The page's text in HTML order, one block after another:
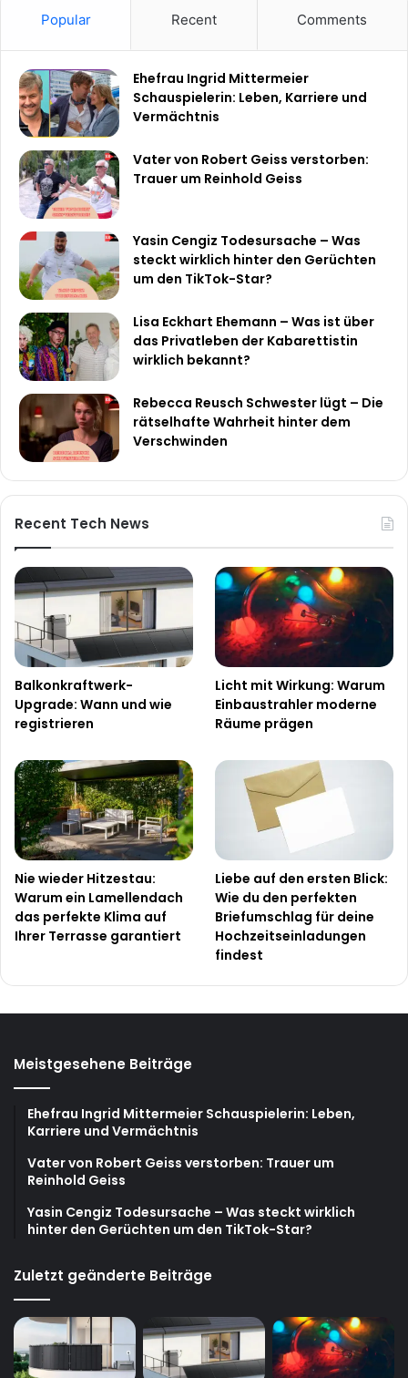
Popular Recent Comments
Ehefrau Ingrid Mittermeier
Schauspielerin: Leben, Karriere und
Vermächtnis
Vater von Robert Geiss verstorben:
Trauer um Reinhold Geiss
Yasin Cengiz Todesursache – Was
steckt wirklich hinter den Gerüchten
um den TikTok-Star?
Lisa Eckhart Ehemann – Was ist über
das Privatleben der Kabarettistin
wirklich bekannt?
Rebecca Reusch Schwester lügt – Die
rätselhafte Wahrheit hinter dem
Verschwinden
Recent Tech News
Balkonkraftwerk-
Upgrade: Wann und wie
registrieren
Licht mit Wirkung: Warum
Einbaustrahler moderne
Räume prägen
Nie wieder Hitzestau:
Warum ein Lamellendach
das perfekte Klima auf
Ihrer Terrasse garantiert
Liebe auf den ersten Blick:
Wie du den perfekten
Briefumschlag für deine
Hochzeitseinladungen
findest
Meistgesehene Beiträge
Ehefrau Ingrid Mittermeier Schauspielerin: Leben,
Karriere und Vermächtnis
Vater von Robert Geiss verstorben: Trauer um
Reinhold Geiss
Yasin Cengiz Todesursache – Was steckt wirklich
hinter den Gerüchten um den TikTok-Star?
Zuletzt geänderte Beiträge